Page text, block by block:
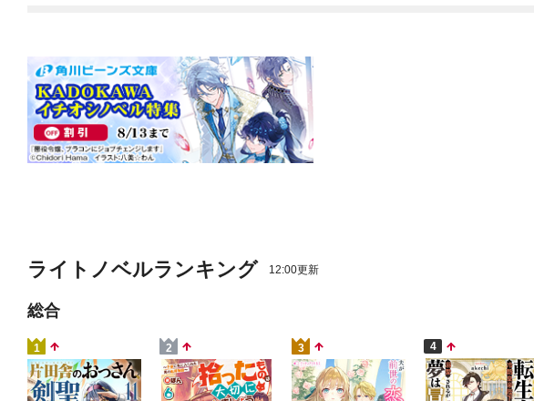
ライトノベルランキング 12:00更新
総合
1 2 3 4